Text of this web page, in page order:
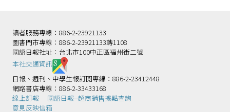
讀者服務專線：886-2-23921133
圖書門市專線：886-2-23921133轉1108
國語日報社址：台北市100中正區福州街二號
本社交通資訊️
日報、週刊、中學生報訂閱專線：886-2-23412448
網路書店專線：886-2-33433168
線上訂報
國語日報--超商銷售據點查詢
意見反映信箱